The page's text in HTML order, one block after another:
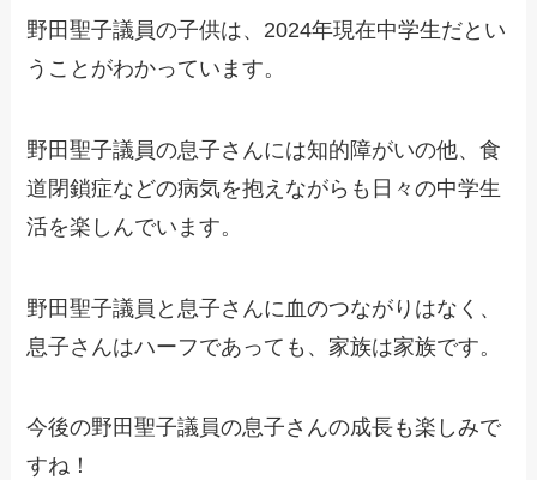
野田聖子議員の子供は、2024年現在中学生だとい
うことがわかっています。
野田聖子議員の息子さんには知的障がいの他、食
道閉鎖症などの病気を抱えながらも日々の中学生
活を楽しんでいます。
野田聖子議員と息子さんに血のつながりはなく、
息子さんはハーフであっても、家族は家族です。
今後の野田聖子議員の息子さんの成長も楽しみで
すね！